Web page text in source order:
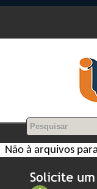
Não à arquivos